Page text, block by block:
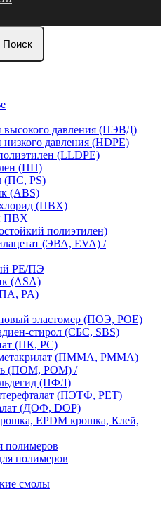
Поиск
высокого давления (ПЭВД)
давления (HDPE)
(LLDPE)
(ПП)
(ПС, PS)
(ABS)
(ПВХ)
ПВХ
полиэтилен)
(ЭВА, EVA) /
PE/ПЭ
(ASA)
PA)
эластомер (ПОЭ, POE)
стирол (СБС, SBS)
(ПК, PC)
(ПММА, PMMA)
(ПОМ, POM) /
(ПФЛ)
(ПЭТФ, PET)
(ДОФ, DOP)
EPDM крошка, Клей,
полимеров
полимеров
смолы